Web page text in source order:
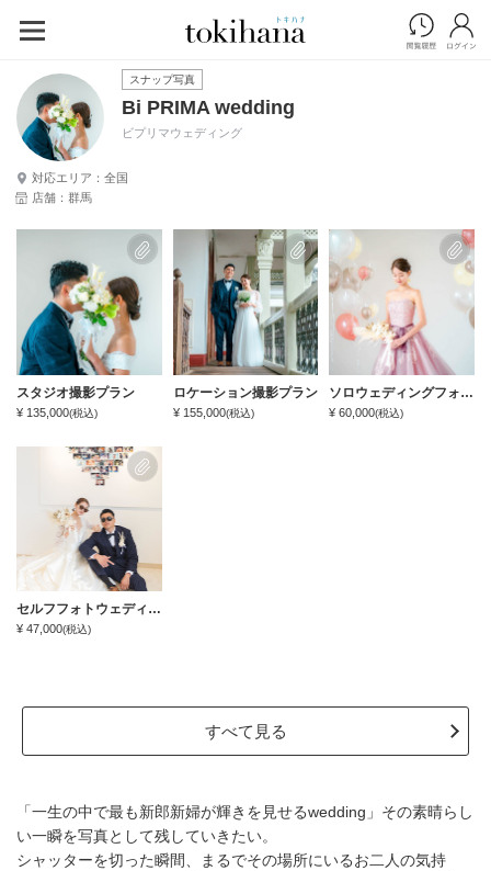
スナップ写真
Bi PRIMA wedding
ビプリマウェディング
対応エリア：全国
店舗：群馬
スタジオ撮影プラン
¥ 135,000(税込)
ロケーション撮影プラン
¥ 155,000(税込)
ソロウェディングフォトプラン
¥ 60,000(税込)
セルフフォトウェディングプラン
¥ 47,000(税込)
すべて見る
「一生の中で最も新郎新婦が輝きを見せるwedding」その素晴らし
い一瞬を写真として残していきたい。
シャッターを切った瞬間、まるでその場所にいるお二人の気持